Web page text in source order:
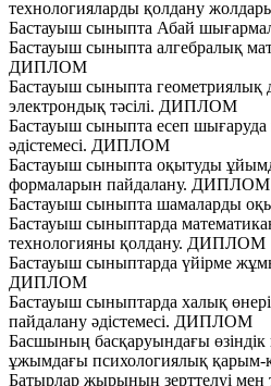
технологияларды қолдану
Бастауыш сыныпта Абай
Бастауыш сыныпта алгебралық
ДИПЛОМ
Бастауыш сыныпта геометриялық
электрондық тәсілі. ДИПЛОМ
Бастауыш сыныпта есеп шығаруда
әдістемесі. ДИПЛОМ
Бастауыш сыныпта оқытуды
формаларын пайдалану. ДИПЛОМ
Бастауыш сыныпта шамаларды
Бастауыш сыныптарда
технологияны қолдану. ДИПЛОМ
Бастауыш сыныптарда үйірме
ДИПЛОМ
Бастауыш сыныптарда халық
пайдалану әдістемесі. ДИПЛОМ
Басшының басқаруындағы өзіндік
ұжымдағы психологиялық
Батырлар жырының зерттелуі